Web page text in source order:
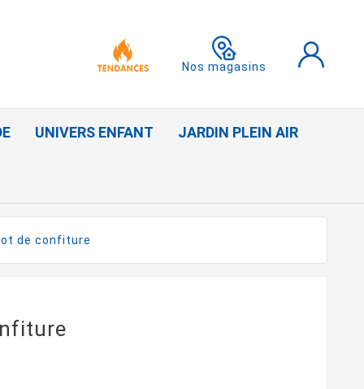
Nos magasins
UNIVERS ENFANT JARDIN PLEIN AIR
de confiture